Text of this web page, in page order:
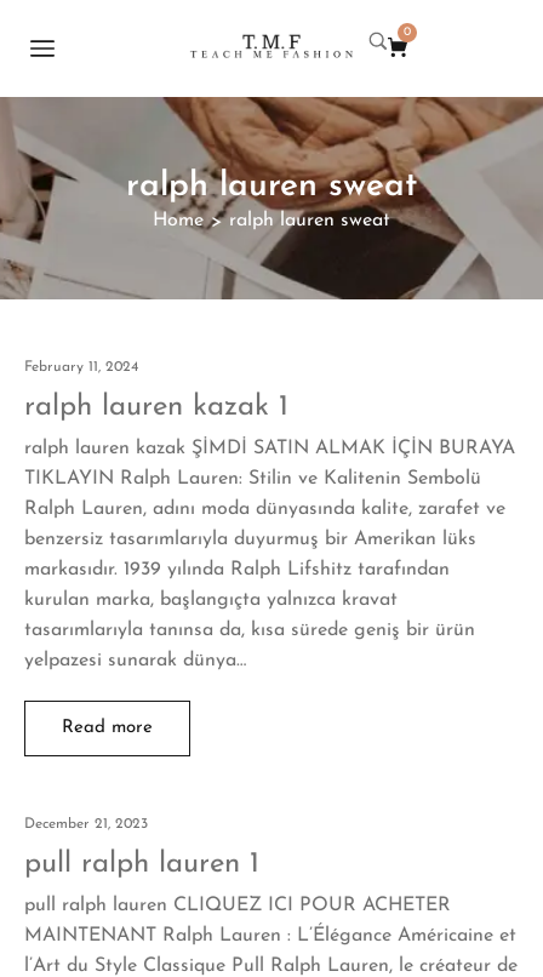
0
ralph lauren sweat
Home > ralph lauren sweat
February 11, 2024
ralph lauren kazak 1
ralph lauren kazak ŞİMDİ SATIN ALMAK İÇİN BURAYA
TIKLAYIN Ralph Lauren: Stilin ve Kalitenin Sembolü
Ralph Lauren, adını moda dünyasında kalite, zarafet ve
benzersiz tasarımlarıyla duyurmuş bir Amerikan lüks
markasıdır. 1939 yılında Ralph Lifshitz tarafından
kurulan marka, başlangıçta yalnızca kravat
tasarımlarıyla tanınsa da, kısa sürede geniş bir ürün
yelpazesi sunarak dünya…
Read more
December 21, 2023
pull ralph lauren 1
pull ralph lauren CLIQUEZ ICI POUR ACHETER
MAINTENANT Ralph Lauren : L’Élégance Américaine et
l’Art du Style Classique Pull Ralph Lauren, le créateur de